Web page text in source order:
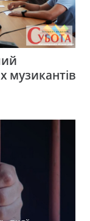
музикантів